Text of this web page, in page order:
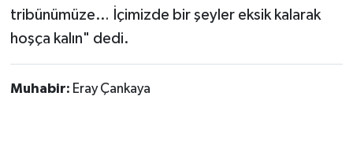
tribünümüze… İçimizde bir şeyler eksik kalarak
hoşça kalın" dedi.
Muhabir: Eray Çankaya